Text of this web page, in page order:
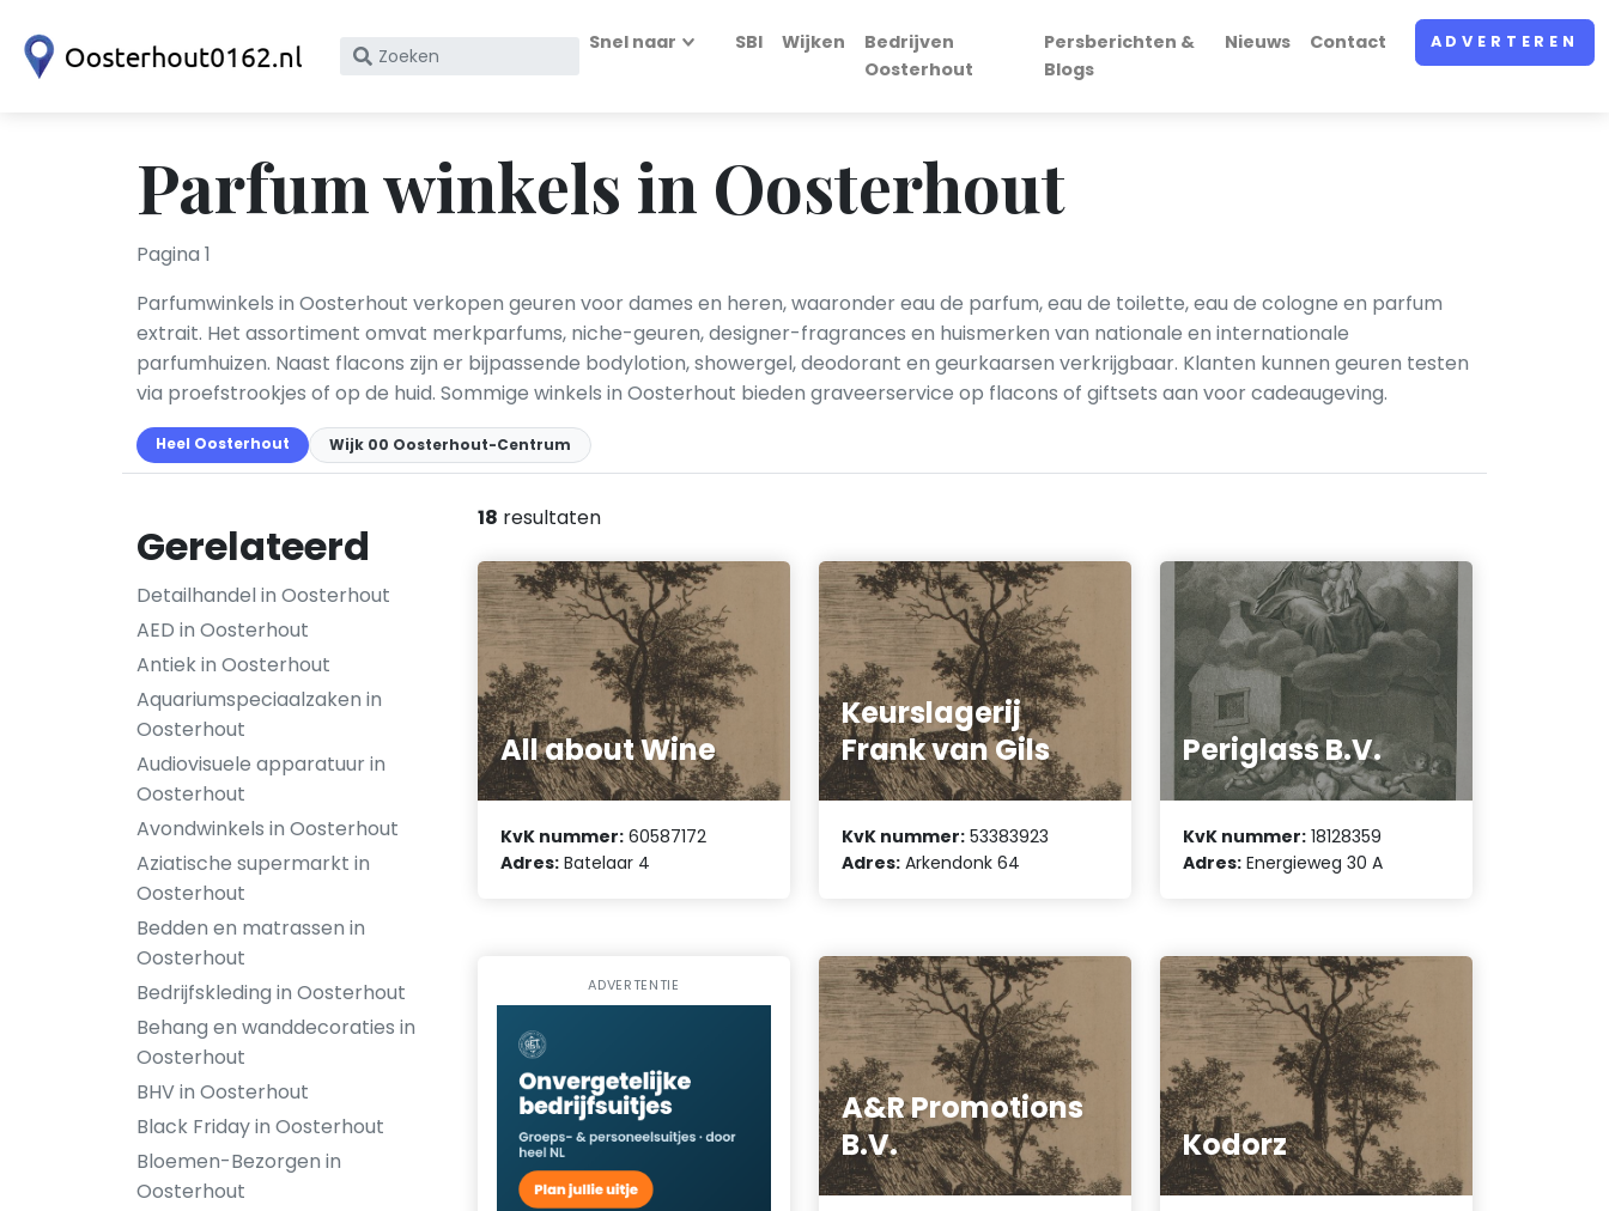
Zoek
KvK
nummer
Snel naar SBI Wijken
Bedrijven
Oosterhout
Persberichten &
Blogs
Nieuws Contact ADVERTEREN
Parfum winkels in Oosterhout
Pagina 1
Parfumwinkels in Oosterhout verkopen geuren voor dames en heren, waaronder eau de parfum, eau de toilette, eau de cologne en parfum
extrait. Het assortiment omvat merkparfums, niche-geuren, designer-fragrances en huismerken van nationale en internationale
parfumhuizen. Naast flacons zijn er bijpassende bodylotion, showergel, deodorant en geurkaarsen verkrijgbaar. Klanten kunnen geuren testen
via proefstrookjes of op de huid. Sommige winkels in Oosterhout bieden graveerservice op flacons of giftsets aan voor cadeaugeving.
Heel Oosterhout Wijk 00 Oosterhout-Centrum
Gerelateerd
Detailhandel in Oosterhout
AED in Oosterhout
Antiek in Oosterhout
Aquariumspeciaalzaken in
Oosterhout
Audiovisuele apparatuur in
Oosterhout
Avondwinkels in Oosterhout
Aziatische supermarkt in
Oosterhout
Bedden en matrassen in
Oosterhout
Bedrijfskleding in Oosterhout
Behang en wanddecoraties in
Oosterhout
BHV in Oosterhout
Black Friday in Oosterhout
Bloemen-Bezorgen in
Oosterhout
18 resultaten
All about Wine
KvK nummer: 60587172
Adres: Batelaar 4
Keurslagerij
Frank van Gils
KvK nummer: 53383923
Adres: Arkendonk 64
Periglass B.V.
KvK nummer: 18128359
Adres: Energieweg 30 A
ADVERTENTIE
A&R Promotions
B.V.
Kodorz